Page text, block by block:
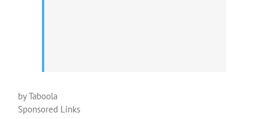
by Taboola
Sponsored Links